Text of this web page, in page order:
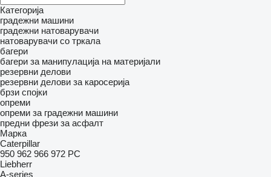
Категорија
градежни машини
градежни натоварувачи
натоварувачи со тркала
багери
багери за манипулација на материјали
резервни делови
резервни делови за каросерија
брзи спојки
опреми
опреми за градежни машини
предни фрези за асфалт
Марка
Caterpillar
950 962 966 972 PC
Liebherr
A-series